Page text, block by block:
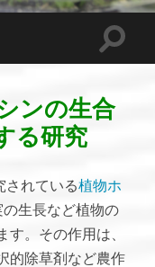
ンの生合
る研究
されている植物ホ
生長など植物の
。その作用は、
的除草剤など農作